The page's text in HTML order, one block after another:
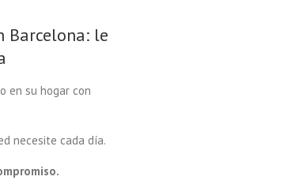
Barcelona: le
en su hogar con
necesite cada día.